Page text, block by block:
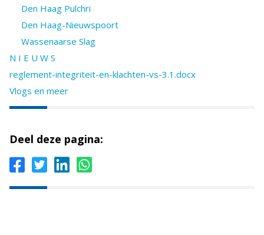
Den Haag Pulchri
Den Haag-Nieuwspoort
Wassenaarse Slag
N I E U W S
reglement-integriteit-en-klachten-vs-3.1.docx
Vlogs en meer
Deel deze pagina: